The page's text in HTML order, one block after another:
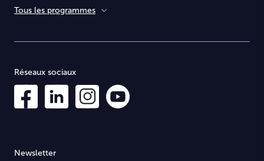
Tous les programmes
Réseaux sociaux
Newsletter